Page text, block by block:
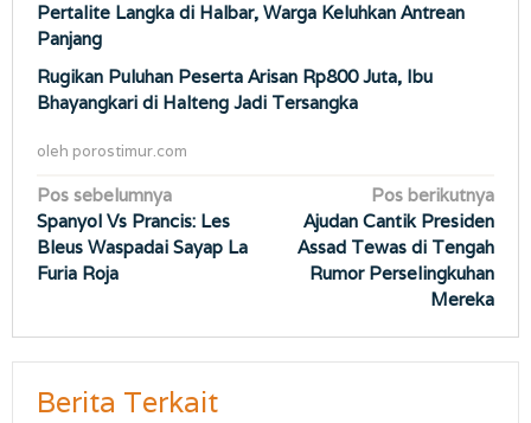
Pertalite Langka di Halbar, Warga Keluhkan Antrean
Panjang
Rugikan Puluhan Peserta Arisan Rp800 Juta, Ibu
Bhayangkari di Halteng Jadi Tersangka
oleh porostimur.com
Navigasi
pos
Pos sebelumnya
Spanyol Vs Prancis: Les
Bleus Waspadai Sayap La
Furia Roja
Pos berikutnya
Ajudan Cantik Presiden
Assad Tewas di Tengah
Rumor Perselingkuhan
Mereka
Berita Terkait